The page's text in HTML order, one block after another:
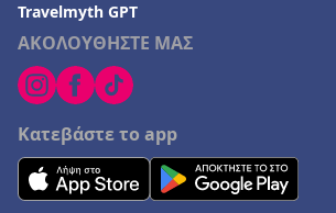
ΑΚΟΛΟΥΘΗΣΤΕ ΜΑΣ
Κατεβάστε το app
Travelmyth GPT